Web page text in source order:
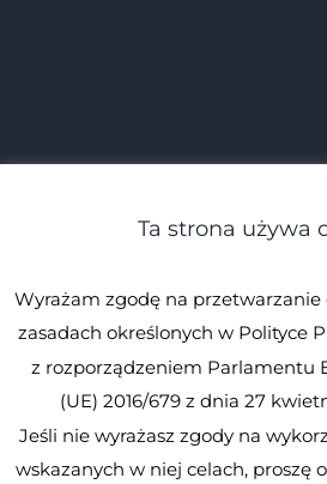
Ta strona używa
Wyrażam zgodę na przetwarzanie
zasadach określonych w Polityce
z rozporządzeniem Parlamentu
(UE) 2016/679 z dnia 27
Jeśli nie wyrażasz zgody na
wskazanych w niej celach, proszę